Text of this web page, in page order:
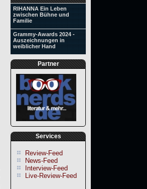
RIHANNA Ein Leben
zwischen Bühne und
Familie
Grammy-Awards 2024 -
Auszeichnungen in
weiblicher Hand
Partner
Services
Review-Feed
News-Feed
Interview-Feed
Live-Review-Feed